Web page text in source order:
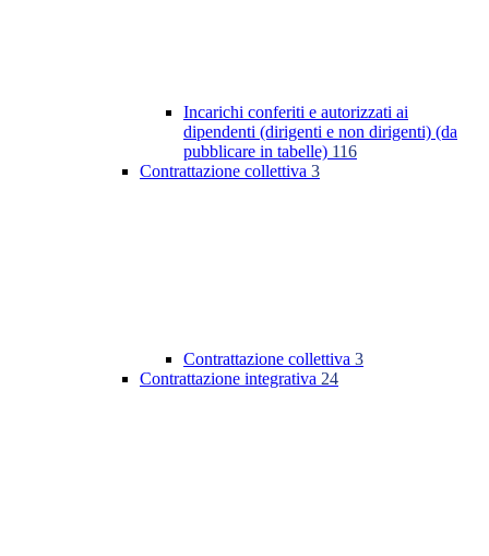
Incarichi conferiti e autorizzati ai
dipendenti (dirigenti e non dirigenti) (da
pubblicare in tabelle) 116
Contrattazione collettiva 3
Contrattazione collettiva 3
Contrattazione integrativa 24